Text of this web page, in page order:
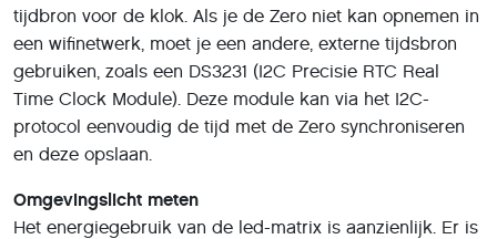
tijdbron voor de klok. Als je de Zero niet kan opnemen in
een wifinetwerk, moet je een andere, externe tijdsbron
gebruiken, zoals een DS3231 (I2C Precisie RTC Real
Time Clock Module). Deze module kan via het I2C-
protocol eenvoudig de tijd met de Zero synchroniseren
en deze opslaan.
Omgevingslicht meten
Het energiegebruik van de led-matrix is aanzienlijk. Er is